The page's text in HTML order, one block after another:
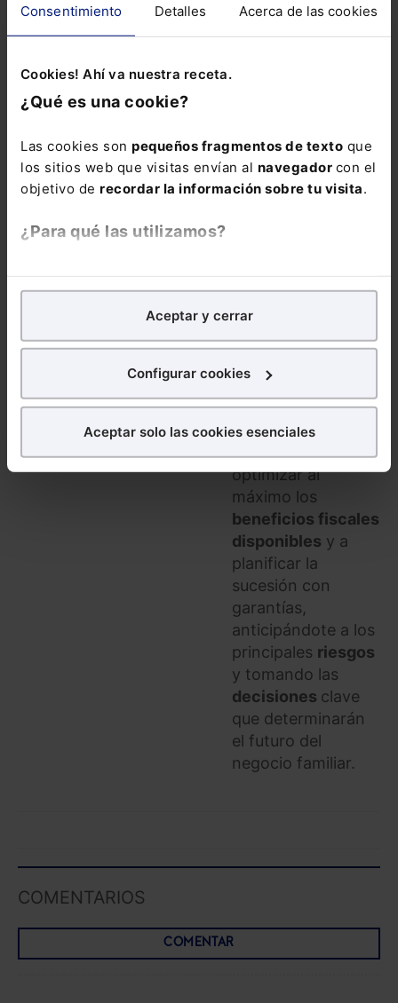
Consentimiento Detalles Acerca de las cookies
Cookies! Ahí va nuestra receta.
¿Qué es una cookie?
Las cookies son pequeños fragmentos de texto que
los sitios web que visitas envían al navegador con el
objetivo de recordar la información sobre tu visita.
¿Para qué las utilizamos?
analíticospara tratar demejorar tu experienciaen
nuestra página web. También con fines publicitarios,
para poder mostrarte publicidad y contenidos de tu
¿Qué puedes hacer?
en la web sea óptima
aceptar solo las esencialespara denegar
todas las cookies excepto aquellas imprescindibles.
las cookies y
seleccionar solo aquellas que quieras permitir en tu
navegador. Si no seleccionas ninguna utilizaremos
las que sean indispensables para la navegación.
Saber más acerca de las cookies
Aceptar y cerrar
Configurar cookies
Aceptar solo las cookies esenciales
Análisis de los
principales
empresa familiar, y
planificación
sucesoria.
garantizar su
continuidad
evitar costes
innecesarios en el
relevo
generacional. En
este curso
aprenderás a
optimizar al
máximo los
beneficios fiscales
disponibles y a
planificar la
sucesión con
garantías,
anticipándote a los
principales riesgos
y tomando las
decisiones clave
que determinarán
el futuro del
negocio familiar.
COMENTARIOS
COMENTAR